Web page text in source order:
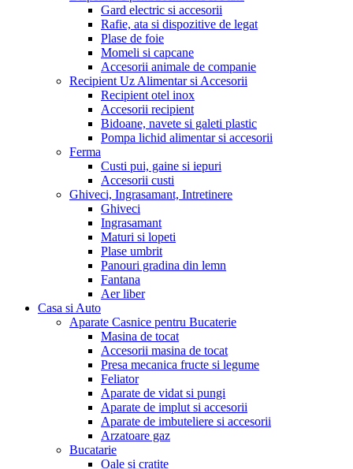
Gard electric si accesorii
Rafie, ata si dispozitive de legat
Plase de foie
Momeli si capcane
Accesorii animale de companie
Recipient Uz Alimentar si Accesorii
Recipient otel inox
Accesorii recipient
Bidoane, navete si galeti plastic
Pompa lichid alimentar si accesorii
Ferma
Custi pui, gaine si iepuri
Accesorii custi
Ghiveci, Ingrasamant, Intretinere
Ghiveci
Ingrasamant
Maturi si lopeti
Plase umbrit
Panouri gradina din lemn
Fantana
Aer liber
Casa si Auto
Aparate Casnice pentru Bucaterie
Masina de tocat
Accesorii masina de tocat
Presa mecanica fructe si legume
Feliator
Aparate de vidat si pungi
Aparate de implut si accesorii
Aparate de imbuteliere si accesorii
Arzatoare gaz
Bucatarie
Oale si cratite